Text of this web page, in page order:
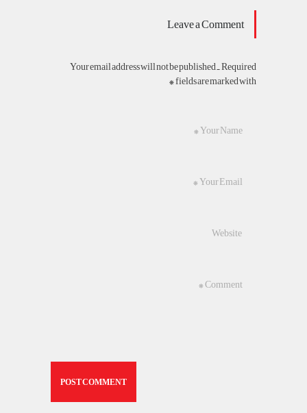
Leave a Comment
Your email address will not be published. Required
fields are marked with *